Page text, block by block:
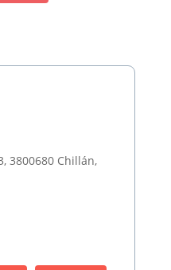
3800680 Chillán,